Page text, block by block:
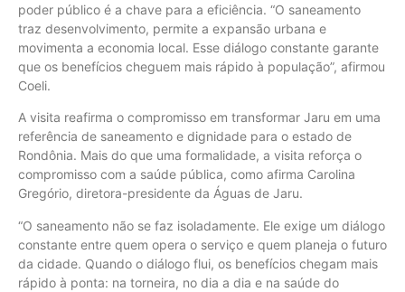
poder público é a chave para a eficiência. “O saneamento
traz desenvolvimento, permite a expansão urbana e
movimenta a economia local. Esse diálogo constante garante
que os benefícios cheguem mais rápido à população”, afirmou
Coeli.
A visita reafirma o compromisso em transformar Jaru em uma
referência de saneamento e dignidade para o estado de
Rondônia. Mais do que uma formalidade, a visita reforça o
compromisso com a saúde pública, como afirma Carolina
Gregório, diretora-presidente da Águas de Jaru.
“O saneamento não se faz isoladamente. Ele exige um diálogo
constante entre quem opera o serviço e quem planeja o futuro
da cidade. Quando o diálogo flui, os benefícios chegam mais
rápido à ponta: na torneira, no dia a dia e na saúde do